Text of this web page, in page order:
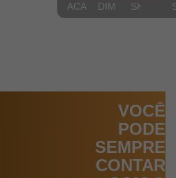
ACABAMENTOS
DIMENSIONAIS
VOCÊ
PODE
SEMPRE
CONTAR